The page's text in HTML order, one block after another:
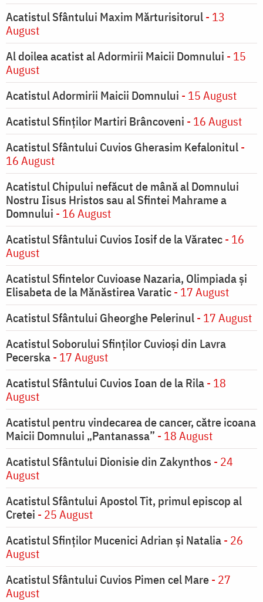
Acatistul Sfântului Maxim Mărturisitorul- 13
August
Al doilea acatist al Adormirii Maicii Domnului - 15
August
Acatistul Adormirii Maicii Domnului - 15 August
Acatistul Sfinților Martiri Brâncoveni - 16 August
Acatistul Sfântului Cuvios Gherasim Kefalonitul-
16 August
Acatistul Chipului nefăcut de mână al Domnului
Nostru Iisus Hristos sau al Sfintei Mahrame a
Domnului - 16 August
Acatistul Sfântului Cuvios Iosif de la Văratec- 16
August
Acatistul Sfintelor Cuvioase Nazaria, Olimpiada și
Elisabeta de la Mănăstirea Varatic- 17 August
Acatistul Sfântului Gheorghe Pelerinul- 17 August
Acatistul Soborului Sfinților Cuvioși din Lavra
Pecerska- 17 August
Acatistul Sfântului Cuvios Ioan de la Rila- 18
August
Acatistul pentru vindecarea de cancer, către icoana
Maicii Domnului „Pantanassa” - 18 August
Acatistul Sfântului Dionisie din Zakynthos - 24
August
Acatistul Sfântului Apostol Tit, primul episcop al
Cretei - 25 August
Acatistul Sfinților Mucenici Adrian și Natalia- 26
August
Acatistul Sfântului Cuvios Pimen cel Mare- 27
August